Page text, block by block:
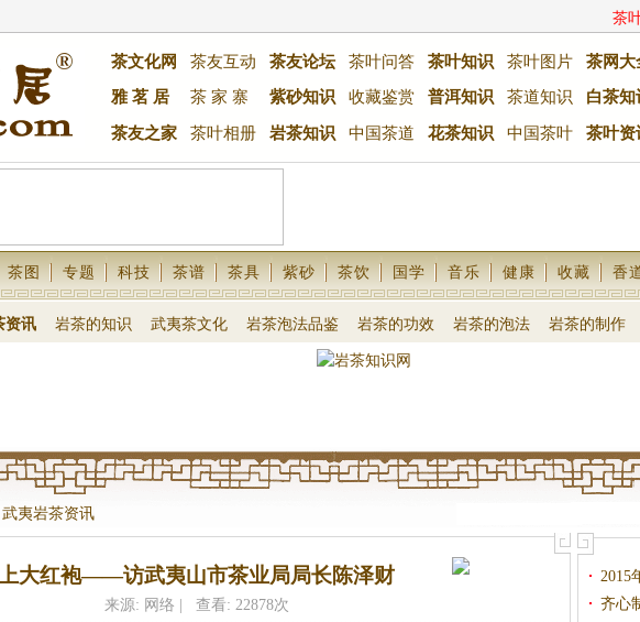
茶
茶文化网 茶友互动 茶友论坛 茶叶问答 茶叶知识 茶叶图片 茶网大
雅 茗 居
茶 家 寨 紫砂知识 收藏鉴赏 普洱知识 茶道知识 白茶知
茶友之家 茶叶相册 岩茶知识 中国茶道 花茶知识 中国茶叶 茶叶资
茶图 专题 科技 茶谱 茶具 紫砂 茶饮 国学 音乐 健康 收藏 香
资讯 岩茶的知识 武夷茶文化 岩茶泡法品鉴 岩茶的功效 岩茶的泡法 岩茶的制作
武夷岩茶资讯
大红袍——访武夷山市茶业局局长陈泽财
来源: 网络 | 查看: 22878次
2015
齐心